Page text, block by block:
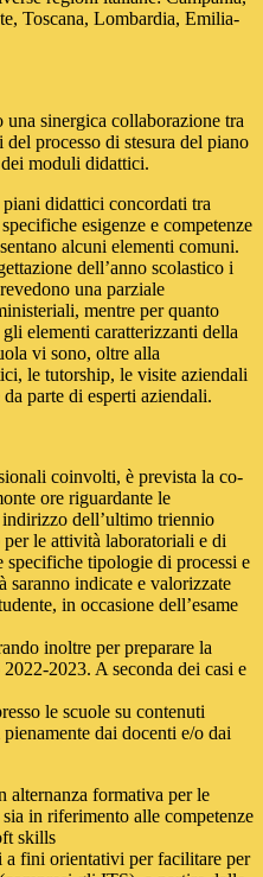
Toscana, Lombardia, Emilia-
sinergica collaborazione tra
processo di stesura del piano
moduli didattici.
didattici concordati tra
esigenze e competenze
alcuni elementi comuni.
dell’anno scolastico i
una parziale
mentre per quanto
elementi caratterizzanti della
vi sono, oltre alla
le tutorship, le visite aziendali
parte di esperti aziendali.
coinvolti, è prevista la co-
ore riguardante le
indirizzo dell’ultimo triennio
le attività laboratoriali e di
specifiche tipologie di processi e
indicate e valorizzate
in occasione dell’esame
inoltre per preparare la
2023. A seconda dei casi e
le scuole su contenuti
dai docenti e/o dai
alternanza formativa per le
in riferimento alle competenze
skills
fini orientativi per facilitare per